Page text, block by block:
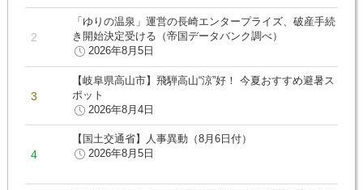
「ゆりの温泉」運営の長崎エンタープライズ、破産手続
き開始決定受ける（帝国データバンク調べ）
2026年8月5日
【岐阜県高山市】飛騨高山“涼”好！ 今夏おすすめ避暑ス
ポット
2026年8月4日
【国土交通省】人事異動（8月6日付）
2026年8月5日